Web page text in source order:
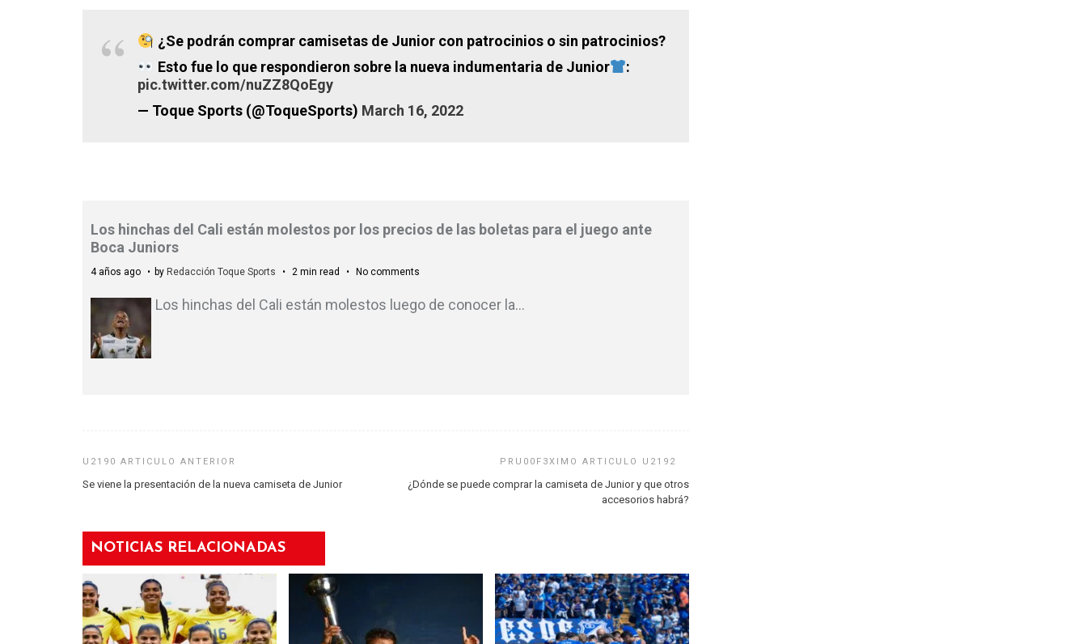
¿Se podrán comprar camisetas de Junior con patrocinios o sin patrocinios?
Esto fue lo que respondieron sobre la nueva indumentaria de Junior
:
pic.twitter.com/nuZZ8QoEgy
— Toque Sports (@ToqueSports) March 16, 2022
Los hinchas del Cali están molestos por los precios de las boletas para el juego ante
Boca Juniors
4 años ago by Redacción Toque Sports 2 min read No comments
Los hinchas del Cali están molestos luego de conocer la…
Se viene la presentación de la nueva camiseta de Junior
¿Dónde se puede comprar la camiseta de Junior y que otros
accesorios habrá?
NOTICIAS RELACIONADAS